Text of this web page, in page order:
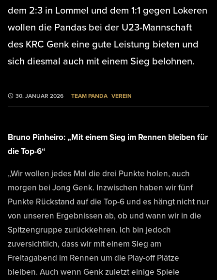
dem 2:3 in Lommel und dem 1:1 gegen Lokeren
wollen die Pandas bei der U23-Mannschaft
des KRC Genk eine gute Leistung bieten und
sich diesmal auch mit einem Sieg belohnen.
30. JANUAR 2026 TEAM PANDA VEREIN
Bruno Pinheiro: „Mit einem Sieg im Rennen bleiben für
die Top-6“
„Wir wollen jedes Mal die drei Punkte holen, auch
morgen bei Jong Genk. Inzwischen haben wir fünf
Punkte Rückstand auf die Top-6 und es hängt nicht nur
von unseren Ergebnissen ab, ob und wann wir in die
Spitzengruppe zurückkehren. Ich bin jedoch
zuversichtlich, dass wir mit einem Sieg am
Freitagabend im Rennen um die Play-off Plätze
bleiben. Auch wenn Genk zuletzt einige Spiele